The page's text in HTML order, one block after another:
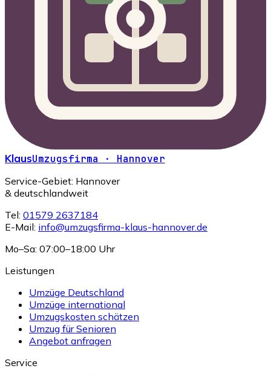
KlausUmzugsfirma · Hannover
Service-Gebiet: Hannover
& deutschlandweit
Tel: 01579 2637184
E-Mail: info@umzugsfirma-klaus-hannover.de
Mo–Sa: 07:00–18:00 Uhr
Leistungen
Umzüge Deutschland
Umzüge international
Umzugskosten schätzen
Umzug für Senioren
Angebot anfragen
Service